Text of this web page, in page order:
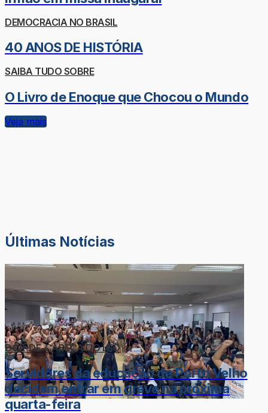
DEMOCRACIA NO BRASIL
40 ANOS DE HISTÓRIA
SAIBA TUDO SOBRE
O Livro de Enoque que Chocou o Mundo
Veja mais
Últimas Notícias
DOR-DE-CABEÇA DO LÉO
Servidores da educação de Porto Velho
decidem entrar em greve na próxima
quarta-feira